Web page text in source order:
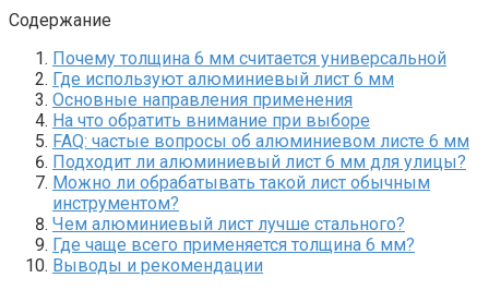
Содержание
Почему толщина 6 мм считается универсальной
Где используют алюминиевый лист 6 мм
Основные направления применения
На что обратить внимание при выборе
FAQ: частые вопросы об алюминиевом листе 6 мм
Подходит ли алюминиевый лист 6 мм для улицы?
Можно ли обрабатывать такой лист обычным
инструментом?
Чем алюминиевый лист лучше стального?
Где чаще всего применяется толщина 6 мм?
Выводы и рекомендации